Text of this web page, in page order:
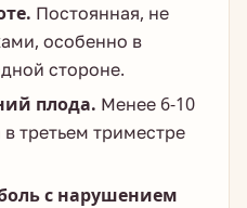
Постоянная, не
особенно в
стороне.
плода. Менее 6-10
третьем триместре
с нарушением